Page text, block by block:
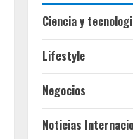
Ciencia y
Lifestyle
Negocios
Noticias